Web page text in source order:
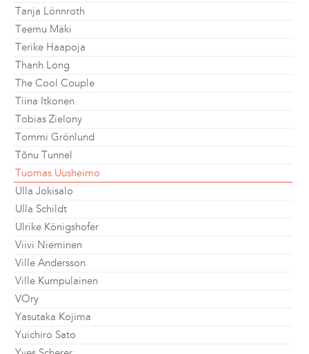
Tanja Lönnroth
Teemu Mäki
Terike Haapoja
Thanh Long
The Cool Couple
Tiina Itkonen
Tobias Zielony
Tommi Grönlund
Tõnu Tunnel
Tuomas Uusheimo
Ulla Jokisalo
Ulla Schildt
Ulrike Königshofer
Viivi Nieminen
Ville Andersson
Ville Kumpulainen
VOry
Yasutaka Kojima
Yuichiro Sato